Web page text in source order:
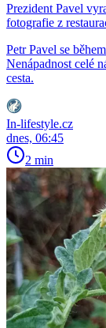
Prezident Pavel
fotografie z
Petr Pavel se
Nenápadnost celé
cesta.
In-lifestyle.cz
dnes, 06:45
2 min